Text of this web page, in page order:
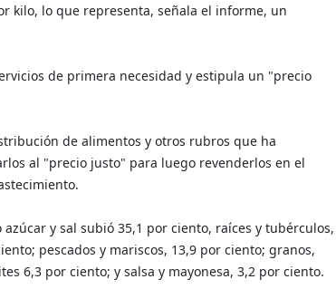
kilo, lo que representa, señala el informe, un
de primera necesidad y estipula un "precio
de alimentos y otros rubros que ha
al "precio justo" para luego revenderlos en el
y sal subió 35,1 por ciento, raíces y tubérculos,
pescados y mariscos, 13,9 por ciento; granos,
6,3 por ciento; y salsa y mayonesa, 3,2 por ciento.